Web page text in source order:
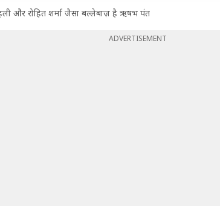
और रोहित शर्मा जैसा बल्लेबाज़ है ऋषभ पंत
ADVERTISEMENT